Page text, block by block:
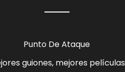
Punto De Ataque
guiones, mejores películas